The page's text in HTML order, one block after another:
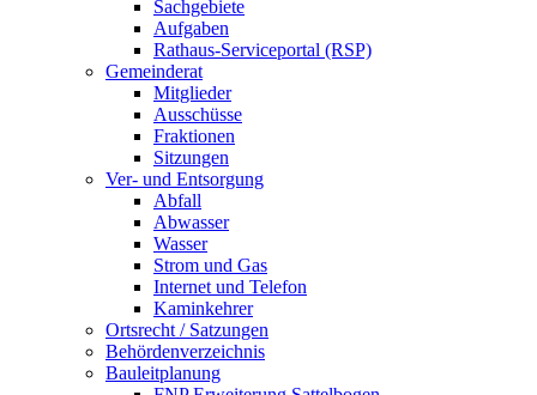
Sachgebiete
Aufgaben
Rathaus-Serviceportal (RSP)
Gemeinderat
Mitglieder
Ausschüsse
Fraktionen
Sitzungen
Ver- und Entsorgung
Abfall
Abwasser
Wasser
Strom und Gas
Internet und Telefon
Kaminkehrer
Ortsrecht / Satzungen
Behördenverzeichnis
Bauleitplanung